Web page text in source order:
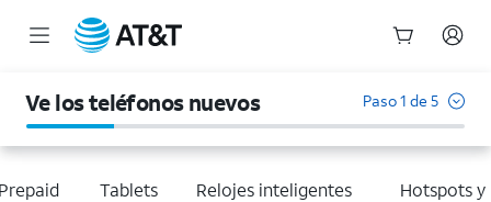
Ve los teléfonos nuevos Paso 1 de 5
Tablets Relojes inteligentes Hotspots y